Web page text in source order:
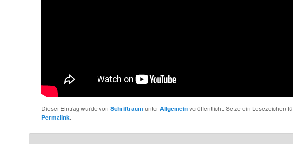
Dieser Eintrag wurde von Schriftraum unterAllgemeinveröffentlicht. Setze ein Lesezeichen
Permalink.